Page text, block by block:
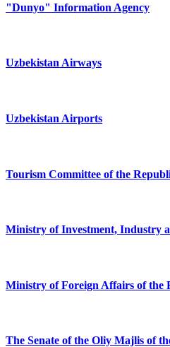
"Dunyo" Information Agency
Uzbekistan Airways
Uzbekistan Airports
Tourism Committee of the
Ministry of Investment, Industry
Ministry of Foreign Affairs of the
The Senate of the Oliy Majlis of